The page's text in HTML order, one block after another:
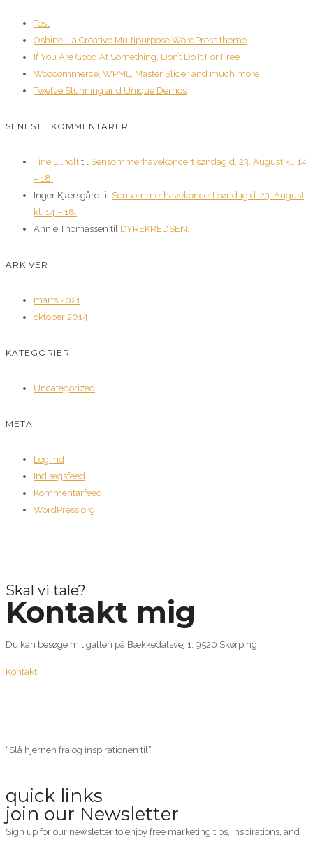
Test
Oshine – a Creative Multipurpose WordPress theme
If You Are Good At Something, Don’t Do It For Free
Woocommerce, WPML, Master Slider and much more
Twelve Stunning and Unique Demos
SENESTE KOMMENTARER
Tine Lilholt til Sensommerhavekoncert søndag d. 23. August kl. 14
– 18.
Inger Kjærsgård til Sensommerhavekoncert søndag d. 23. August
kl. 14 – 18.
Annie Thomassen til DYREKREDSEN.
ARKIVER
marts 2021
oktober 2014
KATEGORIER
Uncategorized
META
Log ind
Indlægsfeed
Kommentarfeed
WordPress.org
Skal vi tale?
Kontakt mig
Du kan besøge mit galleri på Bækkedalsvej 1, 9520 Skørping
Kontakt
“Slå hjernen fra og inspirationen til”
quick links
join our Newsletter
Sign up for our newsletter to enjoy free marketing tips, inspirations, and